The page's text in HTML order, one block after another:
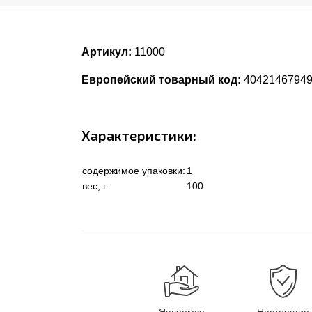
Артикул: 11000
Европейский товарный код:
Характеристики:
содержимое упаковки: 1
вес, г:
100